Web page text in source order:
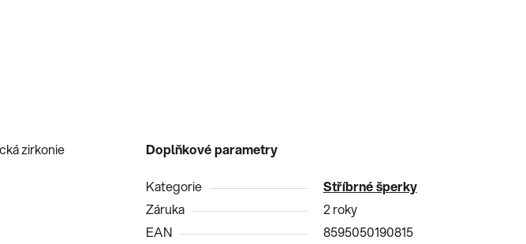
zirkonie
Doplňkové parametry
Kategorie
Stříbrné šperky
Záruka
2 roky
EAN
8595050190815